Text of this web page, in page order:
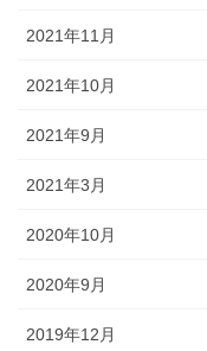
2021年11月
2021年10月
2021年9月
2021年3月
2020年10月
2020年9月
2019年12月